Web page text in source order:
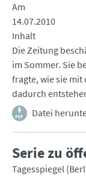
Am
14.07.2010
Inhalt
Die Zeitung
im Sommer. Sie
fragte, wie sie
dadurch
Datei
Serie zu
Tagesspiegel